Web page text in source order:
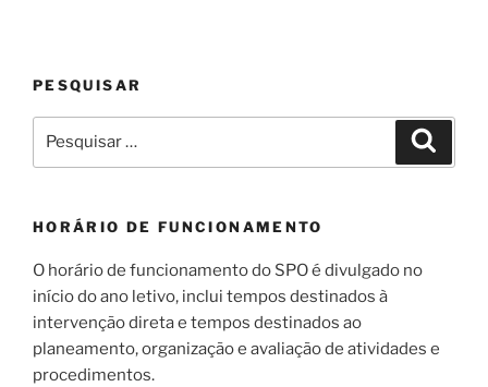
PESQUISAR
por:
HORÁRIO DE FUNCIONAMENTO
O horário de funcionamento do SPO é divulgado no
início do ano letivo, inclui tempos destinados à
intervenção direta e tempos destinados ao
planeamento, organização e avaliação de atividades e
procedimentos.